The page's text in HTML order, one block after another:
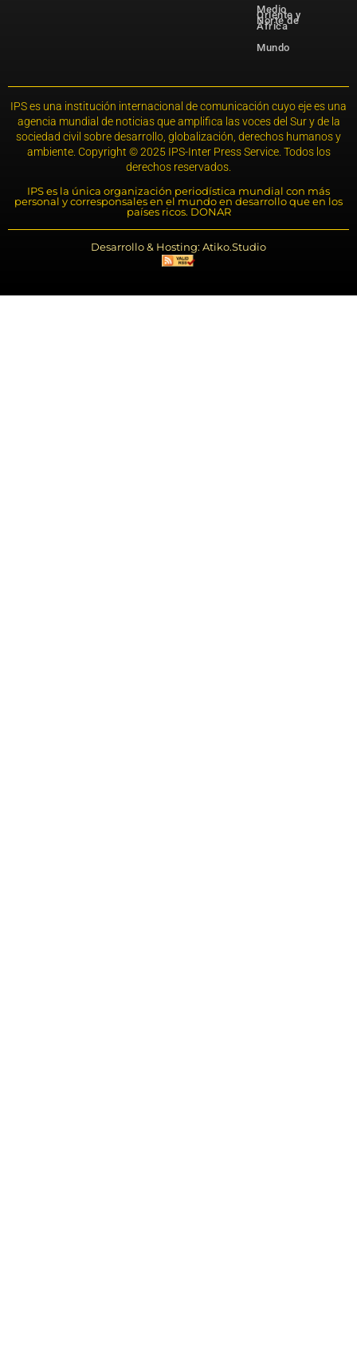
Medio
Oriente y
Norte de
África
Mundo
IPS es una institución internacional de comunicación cuyo eje es una
agencia mundial de noticias que amplifica las voces del Sur y de la
sociedad civil sobre desarrollo, globalización, derechos humanos y
ambiente. Copyright © 2025 IPS-Inter Press Service. Todos los
derechos reservados.
IPS es la única organización periodística mundial con más
personal y corresponsales en el mundo en desarrollo que en los
países ricos. DONAR
Desarrollo & Hosting: Atiko.Studio